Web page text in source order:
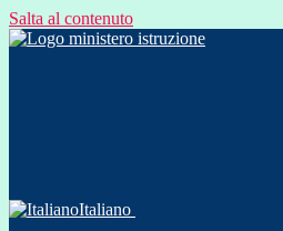
Salta al contenuto
Italiano